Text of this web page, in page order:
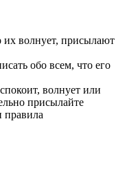
их волнует, присылают
обо всем, что его
волнует или
присылайте
правила